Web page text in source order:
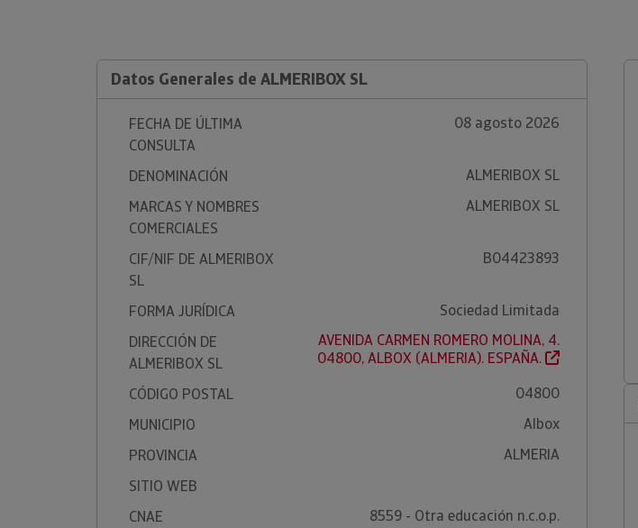
Datos Generales de ALMERIBOX SL
FECHA DE ÚLTIMA
CONSULTA
08 agosto 2026
DENOMINACIÓN
ALMERIBOX SL
MARCAS Y NOMBRES
COMERCIALES
ALMERIBOX SL
CIF/NIF DE ALMERIBOX
SL
B04423893
FORMA JURÍDICA
Sociedad Limitada
DIRECCIÓN DE
ALMERIBOX SL
AVENIDA CARMEN ROMERO MOLINA, 4.
04800, ALBOX (ALMERIA). ESPAÑA.
CÓDIGO POSTAL
04800
MUNICIPIO
Albox
PROVINCIA
ALMERIA
SITIO WEB
CNAE
8559 - Otra educación n.c.o.p.